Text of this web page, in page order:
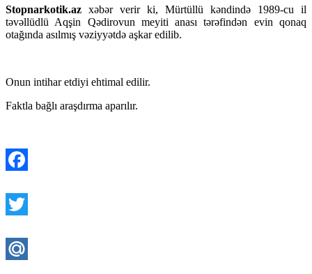
Stopnarkotik.az xəbər verir ki, Mürtüllü kəndində 1989-cu il
təvəllüdlü Aqşin Qədirovun meyiti anası tərəfindən evin qonaq
otağında asılmış vəziyyətdə aşkar edilib.
Onun intihar etdiyi ehtimal edilir.
Faktla bağlı araşdırma aparılır.